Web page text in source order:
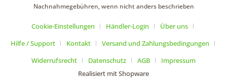
Nachnahmegebühren, wenn nicht anders beschrieben
Cookie-Einstellungen Händler-Login
Über uns
Hilfe / Support
Kontakt
Versand und Zahlungsbedingungen
Widerrufsrecht
Datenschutz AGB
Impressum
Realisiert mit Shopware